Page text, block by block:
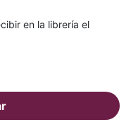
en la librería el